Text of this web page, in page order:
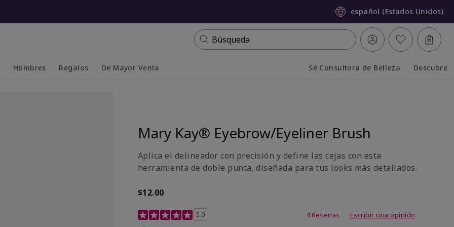
español (Estados Unidos)
Búsqueda
Hombres Regalos De Mayor Venta Sé Consultora de Belleza Descubre
Mary Kay® Eyebrow/Eyeliner Brush
Aplica el delineador con precisión y define las cejas con esta
herramienta de doble punta, diseñada para tus looks más detallados.
$12.00
Calificación de clientes de 4,5 de 5
5.0 4 Reseñas Escribir una opinión